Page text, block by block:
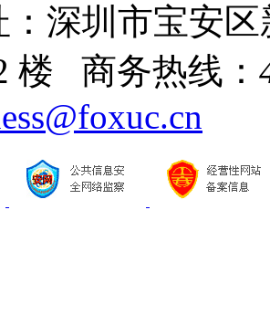
深圳市宝安
楼 商务热线：